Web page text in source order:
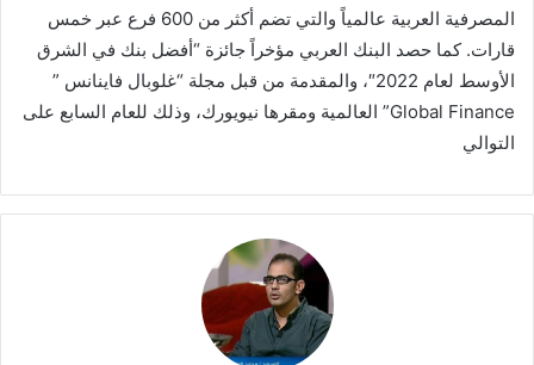
المصرفية العربية عالمياً والتي تضم أكثر من 600 فرع عبر خمس
قارات. كما حصد البنك العربي مؤخراً جائزة “أفضل بنك في الشرق
الأوسط لعام 2022″، والمقدمة من قبل مجلة “غلوبال فاينانس ”
Global Finance” العالمية ومقرها نيويورك، وذلك للعام السابع على
التوالي